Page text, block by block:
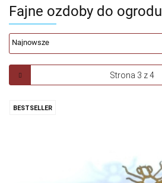
Fajne ozdoby do ogrodu
BESTSELLER